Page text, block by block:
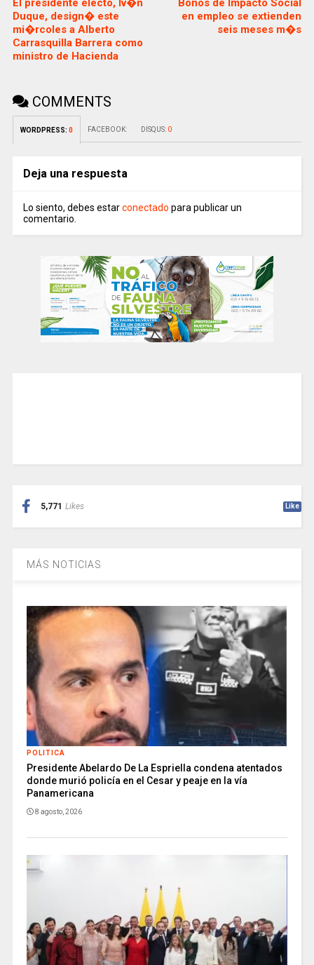
El presidente electo, Iv�n
Duque, design� este
mi�rcoles a Alberto
Carrasquilla Barrera como
ministro de Hacienda
Bonos de Impacto Social
en empleo se extienden
seis meses m�s
COMMENTS
WORDPRESS: 0 FACEBOOK: DISQUS: 0
Deja una respuesta
Lo siento, debes estarconectado para publicar un
comentario.
5,771 Likes Like
MÁS NOTICIAS
POLITICA
Presidente Abelardo De La Espriella condena atentados
donde murió policía en el Cesar y peaje en la vía
Panamericana
8 agosto, 2026